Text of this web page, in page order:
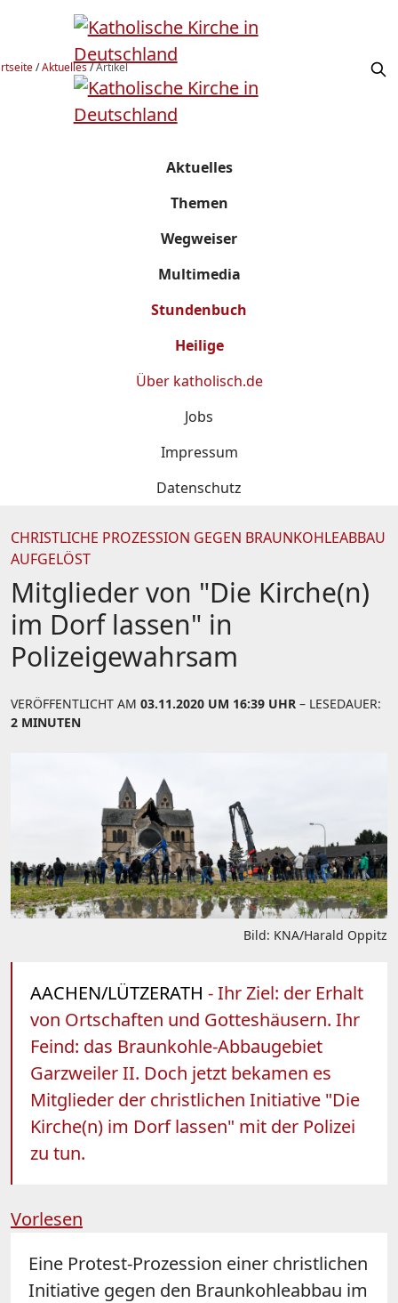
/Aktuelles/Artikel
Aktuelles
Themen
Wegweiser
Multimedia
Stundenbuch
Heilige
Über katholisch.de
Jobs
Impressum
Datenschutz
CHRISTLICHE PROZESSION GEGEN BRAUNKOHLEABBAU
AUFGELÖST
Mitglieder von "Die Kirche(n)
im Dorf lassen" in
Polizeigewahrsam
VERÖFFENTLICHT AM 03.11.2020 UM 16:39 UHR – LESEDAUER:
2 MINUTEN
Bild: KNA/Harald Oppitz
AACHEN/LÜTZERATH - Ihr Ziel: der Erhalt
von Ortschaften und Gotteshäusern. Ihr
Feind: das Braunkohle-Abbaugebiet
Garzweiler II. Doch jetzt bekamen es
Mitglieder der christlichen Initiative "Die
Kirche(n) im Dorf lassen" mit der Polizei
zu tun.
Vorlesen
Eine Protest-Prozession einer christlichen
Initiative gegen den Braunkohleabbau im